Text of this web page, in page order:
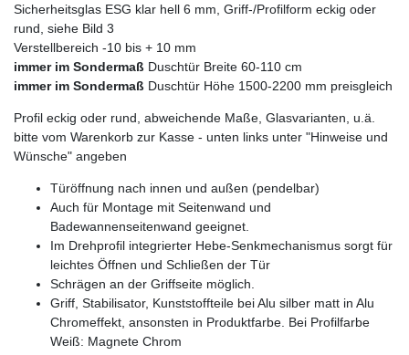
Sicherheitsglas ESG klar hell 6 mm, Griff-/Profilform eckig oder
rund, siehe Bild 3
Verstellbereich -10 bis + 10 mm
immer im Sondermaß Duschtür Breite 60-110 cm
immer im Sondermaß Duschtür Höhe 1500-2200 mm preisgleich
Profil eckig oder rund, abweichende Maße, Glasvarianten, u.ä.
bitte vom Warenkorb zur Kasse - unten links unter "Hinweise und
Wünsche" angeben
Türöffnung nach innen und außen (pendelbar)
Auch für Montage mit Seitenwand und
Badewannenseitenwand geeignet.
Im Drehprofil integrierter Hebe-Senkmechanismus sorgt für
leichtes Öffnen und Schließen der Tür
Schrägen an der Griffseite möglich.
Griff, Stabilisator, Kunststoffteile bei Alu silber matt in Alu
Chromeffekt, ansonsten in Produktfarbe. Bei Profilfarbe
Weiß: Magnete Chrom